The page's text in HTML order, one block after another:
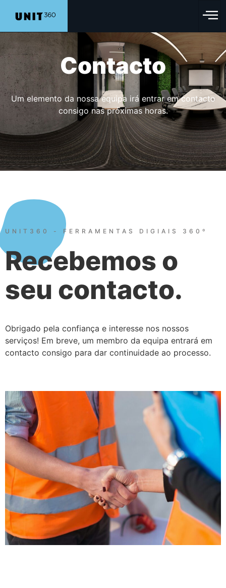
Contacto
Um elemento da nossa equipa irá entrar em contacto
consigo nas próximas horas.
UNIT360 - FERRAMENTAS DIGIAIS 360º
Recebemos o
seu contacto.
Obrigado pela confiança e interesse nos nossos
serviços! Em breve, um membro da equipa entrará em
contacto consigo para dar continuidade ao processo.